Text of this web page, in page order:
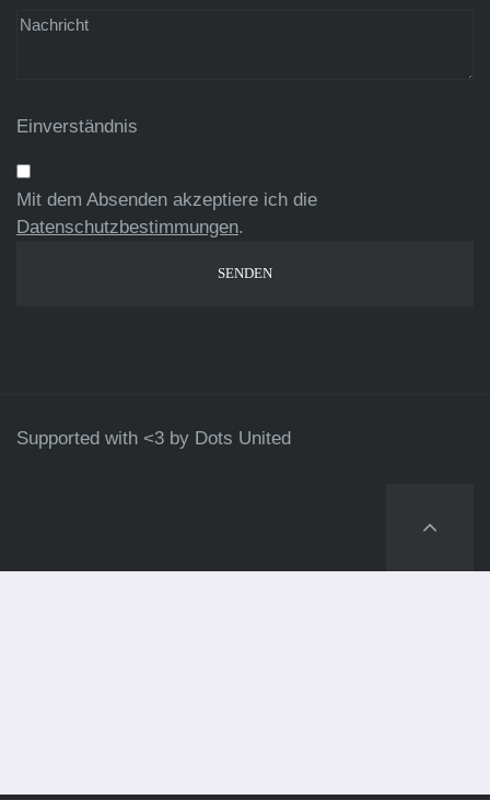
Einverständnis
Mit dem Absenden akzeptiere ich die
Datenschutzbestimmungen.
Supported with <3 by Dots United